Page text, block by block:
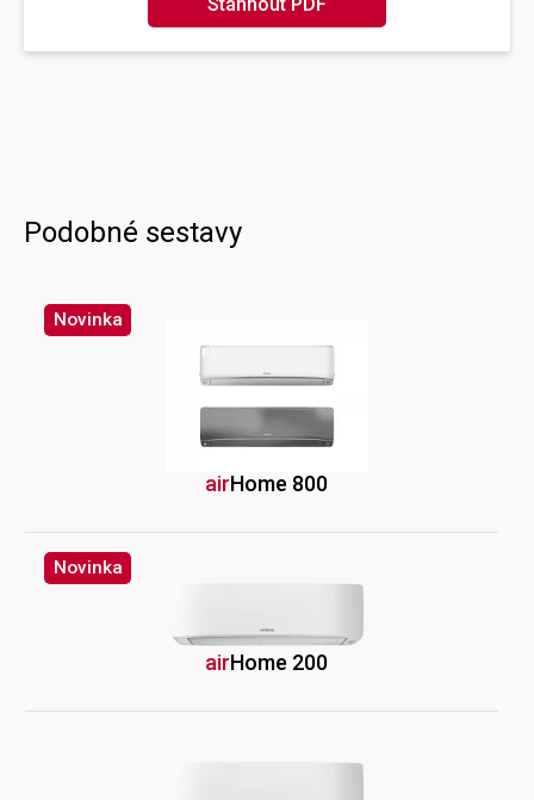
Stáhnout PDF
Podobné sestavy
Novinka
airHome 800
Novinka
airHome 200